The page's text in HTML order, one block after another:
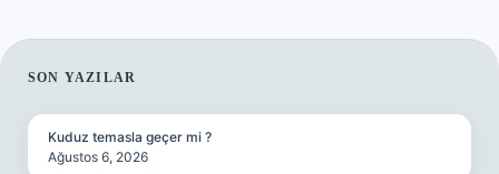
SIDEBAR
SON YAZILAR
Kuduz temasla geçer mi ?
Ağustos 6, 2026